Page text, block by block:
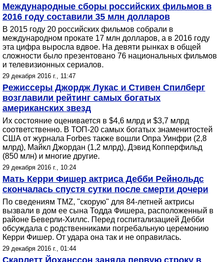
Международные сборы российских фильмов в
2016 году составили 35 млн долларов
В 2015 году 20 российских фильмов собрали в
международном прокате 17 млн долларов, а в 2016 году
эта цифра выросла вдвое. На девяти рынках в общей
сложности было презентовано 76 национальных фильмов
и телевизионных сериалов.
29 декабря 2016 г., 11:47
Режиссеры Джордж Лукас и Стивен Спилберг
возглавили рейтинг самых богатых
американских звезд
Их состояние оценивается в $4,6 млрд и $3,7 млрд
соответственно. В ТОП-20 самых богатых знаменитостей
США от журнала Forbes также вошли Опра Уинфри (2,8
млрд), Майкл Джордан (1,2 млрд), Дэвид Копперфильд
(850 млн) и многие другие.
29 декабря 2016 г., 10:24
Мать Керри Фишер актриса Дебби Рейнольдс
скончалась спустя сутки после смерти дочери
По сведениям TMZ, "скорую" для 84-летней актрисы
вызвали в дом ее сына Тодда Фишера, расположенный в
районе Беверли-Хиллс. Перед госпитализацией Дебби
обсуждала с родственниками погребальную церемонию
Керри Фишер. От удара она так и не оправилась.
29 декабря 2016 г., 01:44
Скарлетт Йоханссон заняла первую строку в